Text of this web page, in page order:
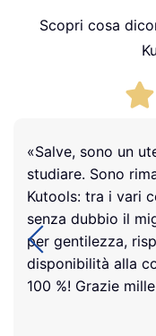
Scopri cosa
«Salve, sono un
studiare. Sono
Kutools: tra i vari
senza dubbio il
per gentilezza,
disponibilità alla
100 %! Grazie